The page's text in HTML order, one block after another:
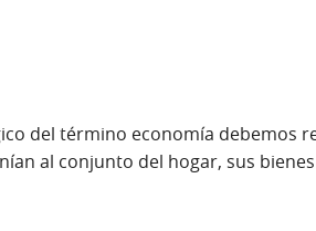
del término economía debemos
al conjunto del hogar, sus